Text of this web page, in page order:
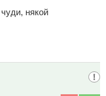
някой